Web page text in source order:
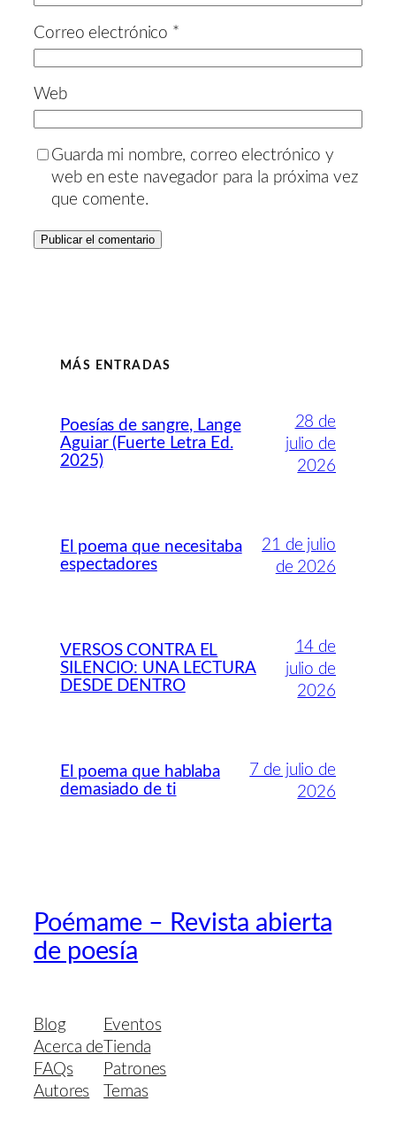
Correo electrónico *
Web
Guarda mi nombre, correo electrónico y
web en este navegador para la próxima vez
que comente.
MÁS ENTRADAS
Poesías de sangre, Lange
Aguiar (Fuerte Letra Ed.
2025)
28 de
julio de
2026
El poema que necesitaba
espectadores
21 de julio
de 2026
VERSOS CONTRA EL
SILENCIO: UNA LECTURA
DESDE DENTRO
14 de
julio de
2026
El poema que hablaba
demasiado de ti
7 de julio de
2026
Poémame – Revista abierta
de poesía
Blog
Acerca de
FAQs
Autores
Eventos
Tienda
Patrones
Temas